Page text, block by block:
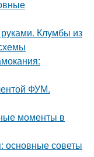
Клумбы из
ФУМ.
моменты в
основные советы